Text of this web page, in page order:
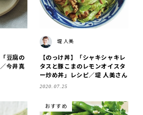
豆腐の
今井真
堤 人美
【のっけ丼】「シャキシャキレ
タスと豚こまのレモンオイスタ
ー炒め丼」レシピ／堤 人美さん
2020.07.25
おすすめ